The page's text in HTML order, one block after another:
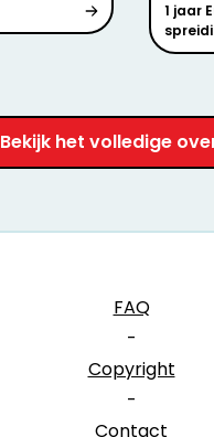
1 jaar
Bekijk het volledige
FAQ
-
Copyright
-
Contact